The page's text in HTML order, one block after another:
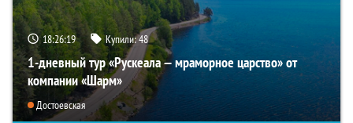
18:26:18 Купили:48
1-дневный тур «Рускеала — мраморное царство» от
компании «Шарм»
Достоевская